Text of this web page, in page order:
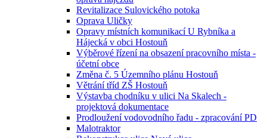
Revitalizace Sulovického potoka
Oprava Uličky
Opravy místních komunikací U Rybníka a
Hájecká v obci Hostouň
Výběrové řízení na obsazení pracovního místa -
účetní obce
Změna č. 5 Územního plánu Hostouň
Větrání tříd ZŠ Hostouň
Výstavba chodníku v ulici Na Skalech -
projektová dokumentace
Prodloužení vodovodního řadu - zpracování PD
Malotraktor